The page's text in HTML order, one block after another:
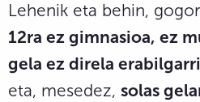
Lehenik eta behin,
12ra ez gimnasioa, ez
gela ez direla
eta, mesedez, solas